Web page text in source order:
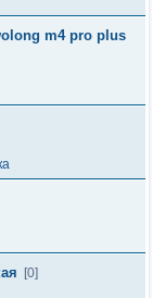
m4 pro plus
[0]